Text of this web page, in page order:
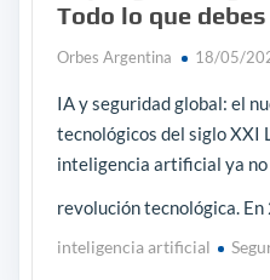
Todo lo que
Orbes Argentina 18/05/
IA y seguridad global: el
tecnológicos del siglo XXI
inteligencia artificial ya
revolución tecnológica.
inteligencia artificial